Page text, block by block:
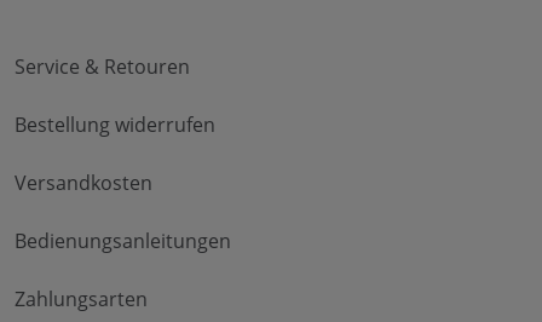
Service & Retouren
Bestellung widerrufen
Versandkosten
Bedienungsanleitungen
Zahlungsarten